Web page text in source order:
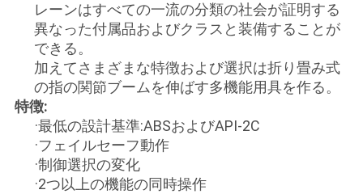
レーンはすべての一流の分類の社会が証明する
異なった付属品およびクラスと装備することが
できる。
加えてさまざまな特徴および選択は折り畳み式
の指の関節ブームを伸ばす多機能用具を作る。
特徴:
·最低の設計基準:ABSおよびAPI-2C
·フェイルセーフ動作
·制御選択の変化
·2つ以上の機能の同時操作